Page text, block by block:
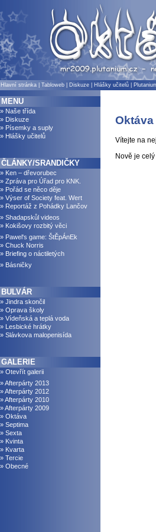
Hlavní stránka Tabloweb Diskuze Hlášky učitelů
MENU
» Naše třída
» Diskuze
» Písemky a suply
» Hlášky učitelů
ČLÁNKY/SRANDIČKY
» Ken – dřevorubec
» Zpráva pro Úřad pro KNK.
» Pořád se něco děje
» Výser of Society feat. Wert
» Reportáž z Pohádky Lančov
» Shadapskůl videos
» Kokišovy rozbitý věci
» Pawel's game: ŠtĚpÁnEk
» Chuck Norris
» Briefing o náctiletých
» Básničky
BULVÁR
» Jindra skončil
» Oprava školy
» Vídeňská a teplá voda
» Lesbické hrátky
» Slávkova malopenisída
GALERIE
» Otevřít galerii
» Afterpárty 2013
» Afterpárty 2012
» Afterpárty 2010
» Afterpárty 2009
» Oktáva
» Septima
» Sexta
» Kvinta
» Kvarta
» Tercie
» Obecné
Vítejte na
Nově je